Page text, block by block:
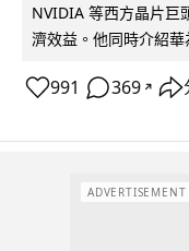
NVIDIA 等西方晶片巨
濟效益。他同時介紹華
991 369 ↗
ADVERTISEMENT